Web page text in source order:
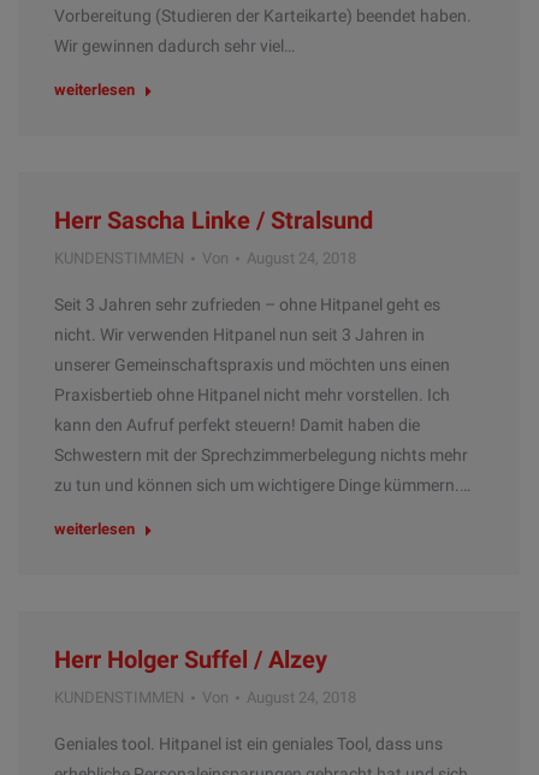
Vorbereitung (Studieren der Karteikarte) beendet haben.
Wir gewinnen dadurch sehr viel…
weiterlesen
Herr Sascha Linke / Stralsund
KUNDENSTIMMEN Von August 24, 2018
Seit 3 Jahren sehr zufrieden – ohne Hitpanel geht es
nicht. Wir verwenden Hitpanel nun seit 3 Jahren in
unserer Gemeinschaftspraxis und möchten uns einen
Praxisbertieb ohne Hitpanel nicht mehr vorstellen. Ich
kann den Aufruf perfekt steuern! Damit haben die
Schwestern mit der Sprechzimmerbelegung nichts mehr
zu tun und können sich um wichtigere Dinge kümmern.…
weiterlesen
Herr Holger Suffel / Alzey
KUNDENSTIMMEN Von August 24, 2018
Geniales tool. Hitpanel ist ein geniales Tool, dass uns